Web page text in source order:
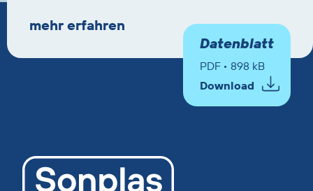
mehr erfahren
Datenblatt
PDF • 898 kB
Download